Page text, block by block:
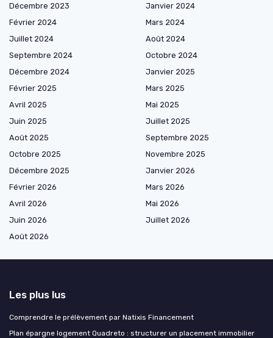
Décembre 2023
Janvier 2024
Février 2024
Mars 2024
Juillet 2024
Août 2024
Septembre 2024
Octobre 2024
Décembre 2024
Janvier 2025
Février 2025
Mars 2025
Avril 2025
Mai 2025
Juin 2025
Juillet 2025
Août 2025
Septembre 2025
Octobre 2025
Novembre 2025
Décembre 2025
Janvier 2026
Février 2026
Mars 2026
Avril 2026
Mai 2026
Juin 2026
Juillet 2026
Août 2026
Les plus lus
Comprendre le prélèvement par Natixis Financement
Plan épargne logement Quadreto : structurer un placement immobilier